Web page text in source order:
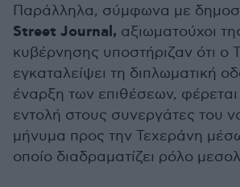
Παράλληλα, σύμφωνα με
Street Journal, αξιωματούχοι
κυβέρνησης υποστήριζαν ότι ο
εγκαταλείψει τη διπλωματική
έναρξη των επιθέσεων,
εντολή στους συνεργάτες του
μήνυμα προς την Τεχεράνη
οποίο διαδραματίζει ρόλο